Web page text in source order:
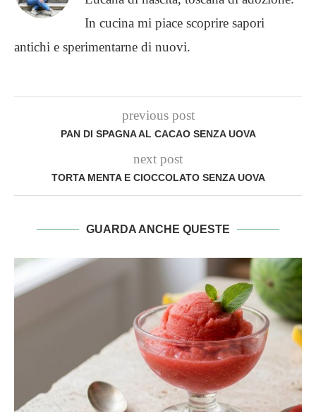
In cucina mi piace scoprire sapori
antichi e sperimentarne di nuovi.
previous post
PAN DI SPAGNA AL CACAO SENZA UOVA
next post
TORTA MENTA E CIOCCOLATO SENZA UOVA
GUARDA ANCHE QUESTE